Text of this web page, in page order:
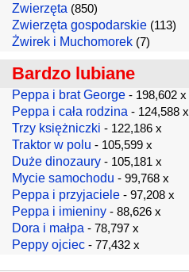
Zwierzęta (850)
Zwierzęta gospodarskie (113)
Żwirek i Muchomorek (7)
Bardzo lubiane
Peppa i brat George - 198,602 x
Peppa i cała rodzina - 124,588 x
Trzy księżniczki - 122,186 x
Traktor w polu - 105,599 x
Duże dinozaury - 105,181 x
Mycie samochodu - 99,768 x
Peppa i przyjaciele - 97,208 x
Peppa i imieniny - 88,626 x
Dora i małpa - 78,797 x
Peppy ojciec - 77,432 x